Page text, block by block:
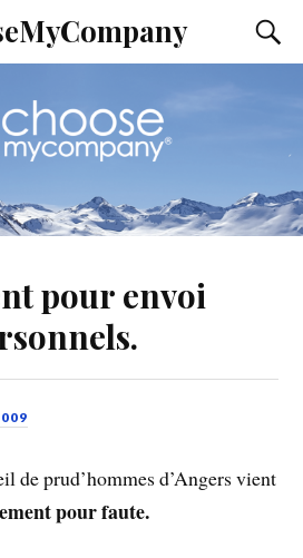
pour envoi
de prud’hommes d’Angers vient
pour faute.